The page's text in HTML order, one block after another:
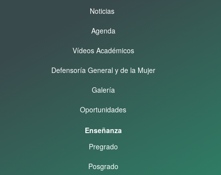
Noticias
Agenda
Vídeos Académicos
Defensoría General y de la Mujer
Galería
Oportunidades
Enseñanza
Pregrado
Posgrado